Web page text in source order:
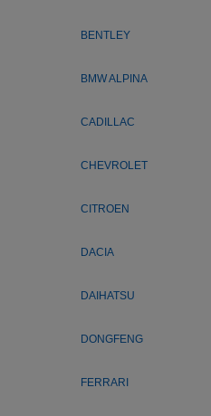
BENTLEY
BMW ALPINA
CADILLAC
CHEVROLET
CITROEN
DACIA
DAIHATSU
DONGFENG
FERRARI